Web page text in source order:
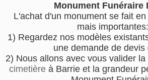
Monument Funéraire
L'achat d'un monument se fait
mais importantes:
1) Regardez nos modèles
une demande de devis
2) Nous allons avec vous valider la
cimetière à Barrie et la grandeur